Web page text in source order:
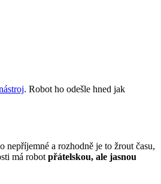
. Robot ho odešle hned jak
nepříjemné a rozhodně je to žrout času,
má robot přátelskou, ale jasnou